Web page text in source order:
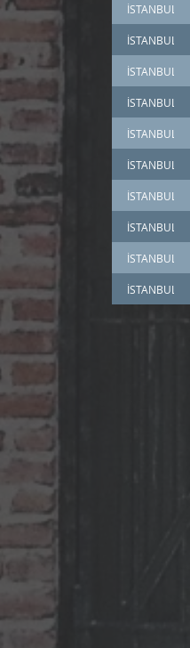
İSTANBUL
İSTANBUL
İSTANBUL
İSTANBUL
İSTANBUL
İSTANBUL
İSTANBUL
İSTANBUL
İSTANBUL
İSTANBUL